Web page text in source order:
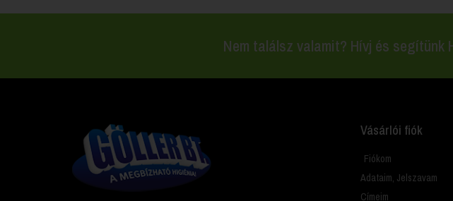
Nem találsz valamit? Hívj és segítünk
Vásárlói fiók
Fiókom
Adataim, Jelszavam
Címeim